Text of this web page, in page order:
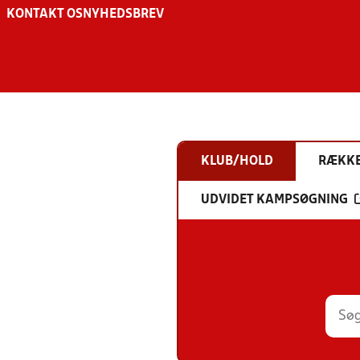
KONTAKT OS NYHEDSBREV
KLUB/HOLD
UDVIDET KAMPSØGNING